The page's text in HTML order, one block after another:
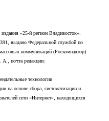
«25-й регион Владивосток».
выдано Федеральной службой по
коммуникаций (Роскомнадзор)
А., почта редакции:
технологии
на основе сбора, систематизации и
сети «Интернет», находящихся